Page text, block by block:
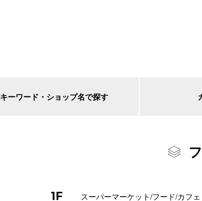
キーワード・ショップ名で探す
1F スーパーマーケット/フード/カフェ